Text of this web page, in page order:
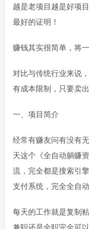
越是老项目越是好项
最好的证明！
赚钱其实很简单，将
对比与传统行业来说
有成本限制，只要卖
一、项目简介
经常有赚友问有没有
天这个《全自动躺赚
流，完全都是搜索引
支付系统，完全全自动
每天的工作就是复制
兼职还是全职完全可